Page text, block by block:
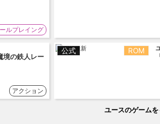
ルプレイング
境の鉄人レー
アクション
公式 ROM
ユースのゲーム